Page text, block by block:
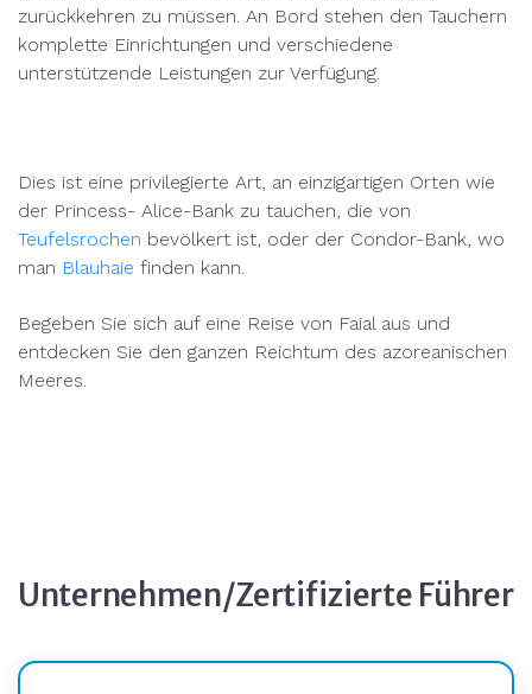
zurückkehren zu müssen. An Bord stehen den Tauchern
komplette Einrichtungen und verschiedene
unterstützende Leistungen zur Verfügung.
Dies ist eine privilegierte Art, an einzigartigen Orten wie
der Princess- Alice-Bank zu tauchen, die von
Teufelsrochen bevölkert ist, oder der Condor-Bank, wo
man Blauhaie finden kann.
Begeben Sie sich auf eine Reise von Faial aus und
entdecken Sie den ganzen Reichtum des azoreanischen
Meeres.
Unternehmen/Zertifizierte Führer